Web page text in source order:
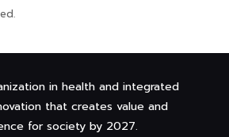
in health and integrated
that creates value and
for society by 2027.